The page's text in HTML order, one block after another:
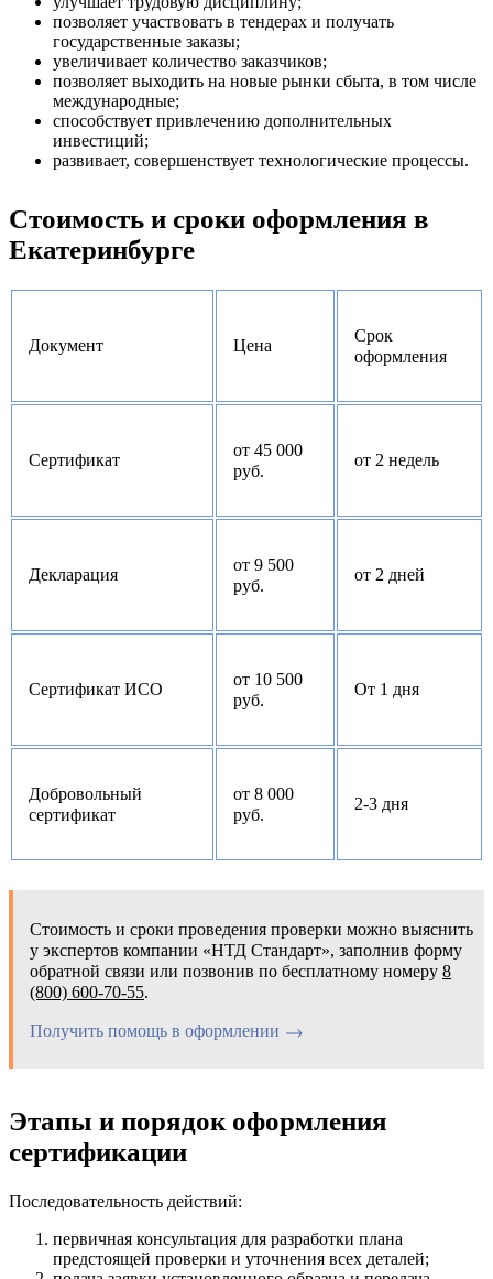
позволяет участвовать в тендерах и получать
государственные заказы;
увеличивает количество заказчиков;
позволяет выходить на новые рынки сбыта, в том числе
международные;
способствует привлечению дополнительных
инвестиций;
развивает, совершенствует технологические процессы.
Стоимость и сроки оформления в
Екатеринбурге
Документ Цена
Срок
оформления
Сертификат
от 45 000
руб.
от 2 недель
Декларация
от 9 500
руб.
от 2 дней
Сертификат ИСО
от 10 500
руб.
От 1 дня
Добровольный
сертификат
от 8 000
руб.
2-3 дня
Стоимость и сроки проведения проверки можно выяснить
у экспертов компании «НТД Стандарт», заполнив форму
обратной связи или позвонив по бесплатному номеру 8
(800) 600-70-55.
Получить помощь в оформлении
Этапы и порядок оформления
сертификации
Последовательность действий:
первичная консультация для разработки плана
предстоящей проверки и уточнения всех деталей;